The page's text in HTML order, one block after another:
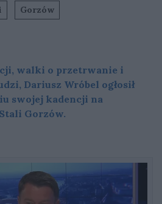
Gorzów
walki o przetrwanie i
Dariusz Wróbel ogłosił
swojej kadencji na
Gorzów.